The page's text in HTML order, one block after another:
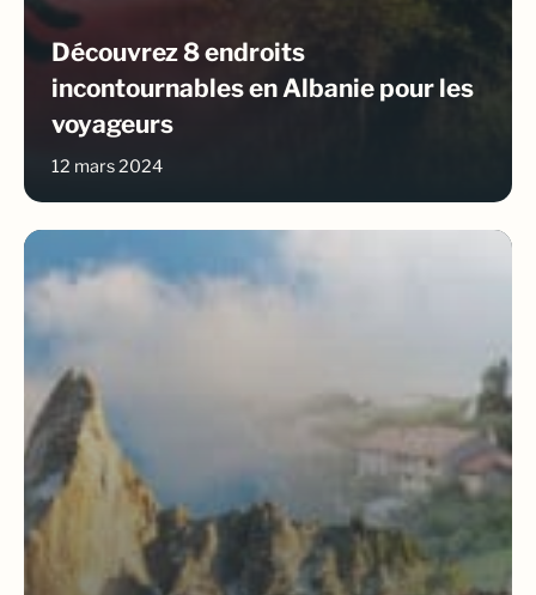
Découvrez 8 endroits
incontournables en Albanie pour les
voyageurs
12 mars 2024